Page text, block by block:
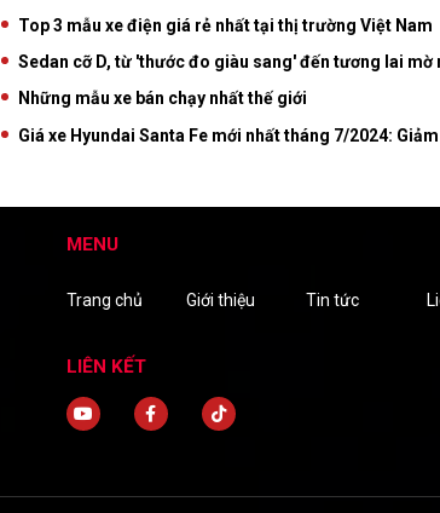
Top 3 mẫu xe điện giá rẻ nhất tại thị trường Việt Nam
Sedan cỡ D, từ 'thước đo giàu sang' đến tương lai mờ
Những mẫu xe bán chạy nhất thế giới
Giá xe Hyundai Santa Fe mới nhất tháng 7/2024:
MENU
Trang chủ Giới thiệu Tin tức
LIÊN KẾT